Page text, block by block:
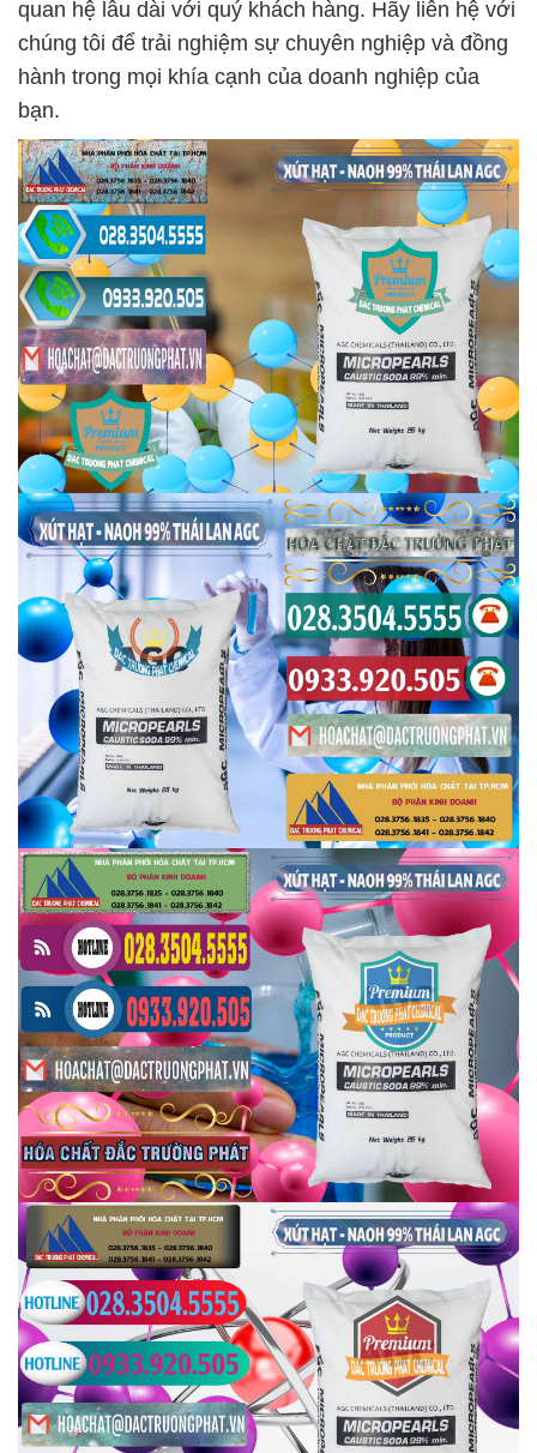
quan hệ lâu dài với quý khách hàng. Hãy liên hệ với
chúng tôi để trải nghiệm sự chuyên nghiệp và đồng
hành trong mọi khía cạnh của doanh nghiệp của
bạn.